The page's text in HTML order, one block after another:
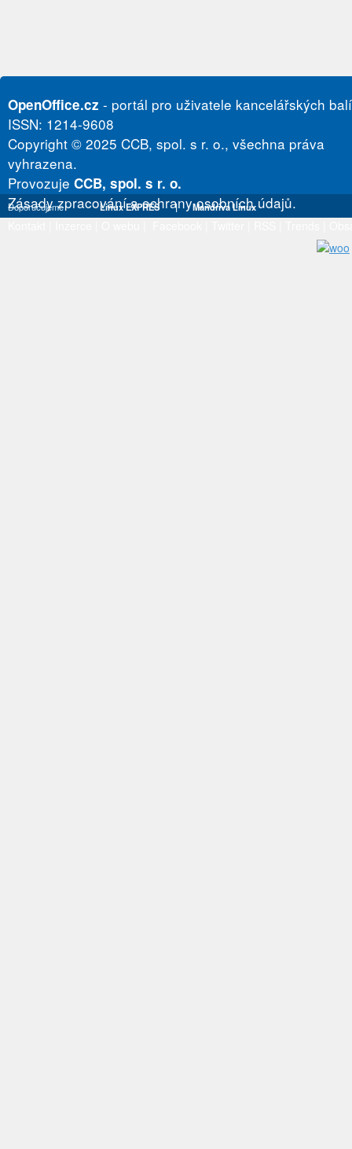
OpenOffice.cz - portál pro uživatele kancelářských
ISSN: 1214-9608
Copyright © 2025 CCB, spol. s r. o., všechna práva
vyhrazena.
Provozuje CCB, spol. s r. o.
Zásady zpracování a ochrany osobních údajů.
Doporučujeme Linux EXPRES | Mandriva Linux